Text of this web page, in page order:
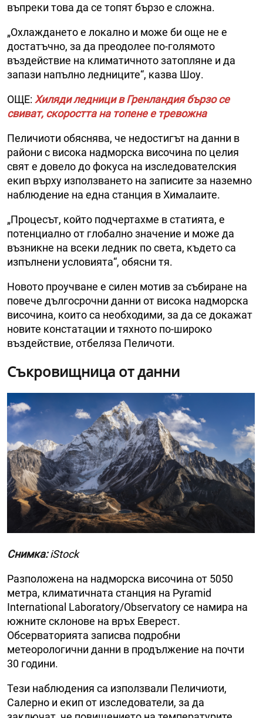
въпреки това да се топят бързо е сложна.
„Охлаждането е локално и може би още не е
достатъчно, за да преодолее по-голямото
въздействие на климатичното затопляне и да
запази напълно ледниците“, казва Шоу.
ОЩЕ: Хиляди ледници в Гренландия бързо се
свиват, скоростта на топене е тревожна
Пеличиоти обяснява, че недостигът на данни в
райони с висока надморска височина по целия
свят е довело до фокуса на изследователския
екип върху използването на записите за наземно
наблюдение на една станция в Хималаите.
„Процесът, който подчертахме в статията, е
потенциално от глобално значение и може да
възникне на всеки ледник по света, където са
изпълнени условията“, обясни тя.
Новото проучване е силен мотив за събиране на
повече дългосрочни данни от висока надморска
височина, които са необходими, за да се докажат
новите констатации и тяхното по-широко
въздействие, отбеляза Пеличоти.
Съкровищница от данни
Снимка:iStock
Разположена на надморска височина от 5050
метра, климатичната станция на Pyramid
International Laboratory/Observatory се намира на
южните склонове на връх Еверест.
Обсерваторията записва подробни
метеорологични данни в продължение на почти
30 години.
Тези наблюдения са използвали Пеличиоти,
Салерно и екип от изследователи, за да